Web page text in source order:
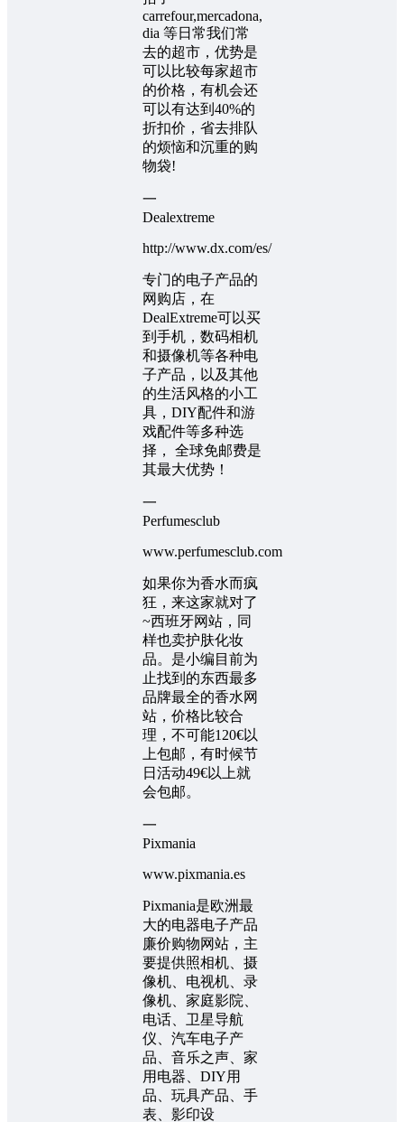
carrefour,mercadona,
dia 等日常我们常
去的超市，优势是
可以比较每家超市
的价格，有机会还
可以有达到40%的
折扣价，省去排队
的烦恼和沉重的购
物袋!
一
Dealextreme
http://www.dx.com/es/
专门的电子产品的
网购店，在
DealExtreme可以买
到手机，数码相机
和摄像机等各种电
子产品，以及其他
的生活风格的小工
具，DIY配件和游
戏配件等多种选
择， 全球免邮费是
其最大优势！
一
Perfumesclub
www.perfumesclub.com
如果你为香水而疯
狂，来这家就对了
~西班牙网站，同
样也卖护肤化妆
品。是小编目前为
止找到的东西最多
品牌最全的香水网
站，价格比较合
理，不可能120€以
上包邮，有时候节
日活动49€以上就
会包邮。
一
Pixmania
www.pixmania.es
Pixmania是欧洲最
大的电器电子产品
廉价购物网站，主
要提供照相机、摄
像机、电视机、录
像机、家庭影院、
电话、卫星导航
仪、汽车电子产
品、音乐之声、家
用电器、DIY用
品、玩具产品、手
表、影印设